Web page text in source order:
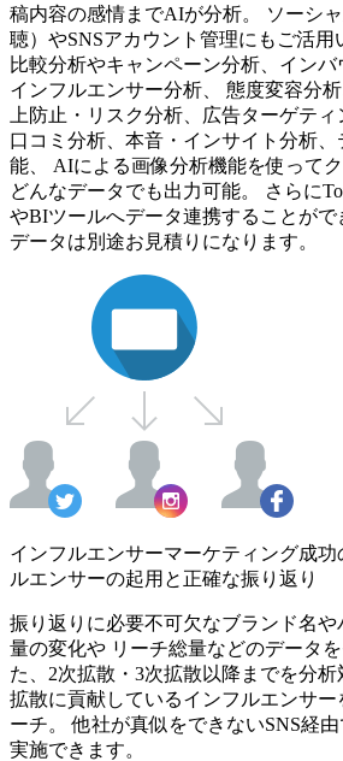
稿内容の感情までAIが分析。 ソーシ
聴）やSNSアカウント管理にもご活用
比較分析やキャンペーン分析、イン
インフルエンサー分析、 態度変容分
上防止・リスク分析、広告ターゲテ
口コミ分析、本音・インサイト分析
能、 AIによる画像分析機能を使って
どんなデータでも出力可能。 さらに
やBIツールへデータ連携することが
データは別途お見積りになります。
インフルエンサーマーケティング成
ルエンサーの起用と正確な振り返り
振り返りに必要不可欠なブランド名
量の変化や リーチ総量などのデータ
た、2次拡散・3次拡散以降までを分析
拡散に貢献しているインフルエンサー
ーチ。 他社が真似をできないSNS経
実施できます。